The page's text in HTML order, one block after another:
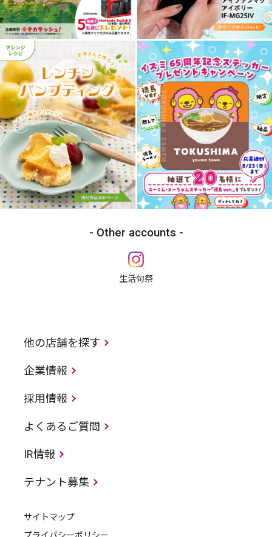
Other accounts
生活旬祭
他の店舗を探す
企業情報
採用情報
よくあるご質問
IR情報
テナント募集
サイトマップ